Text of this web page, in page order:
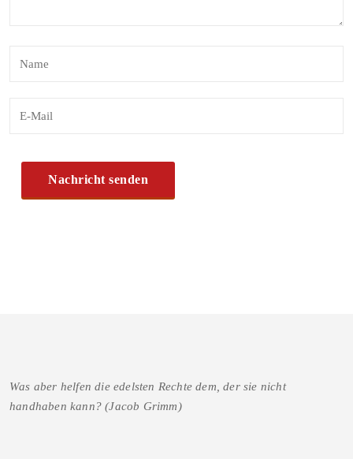
Was aber helfen die edelsten Rechte dem, der sie nicht
handhaben kann? (Jacob Grimm)